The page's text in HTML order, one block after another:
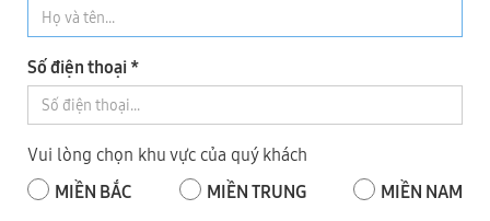
Số điện thoại *
Vui lòng chọn khu vực của quý khách
MIỀN BẮC
MIỀN TRUNG
MIỀN NAM
TỈNH ĐỒNG NAI